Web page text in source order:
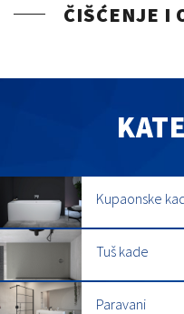
ČIŠĆENJE I
Kupaonske
Tuš kade
Paravani